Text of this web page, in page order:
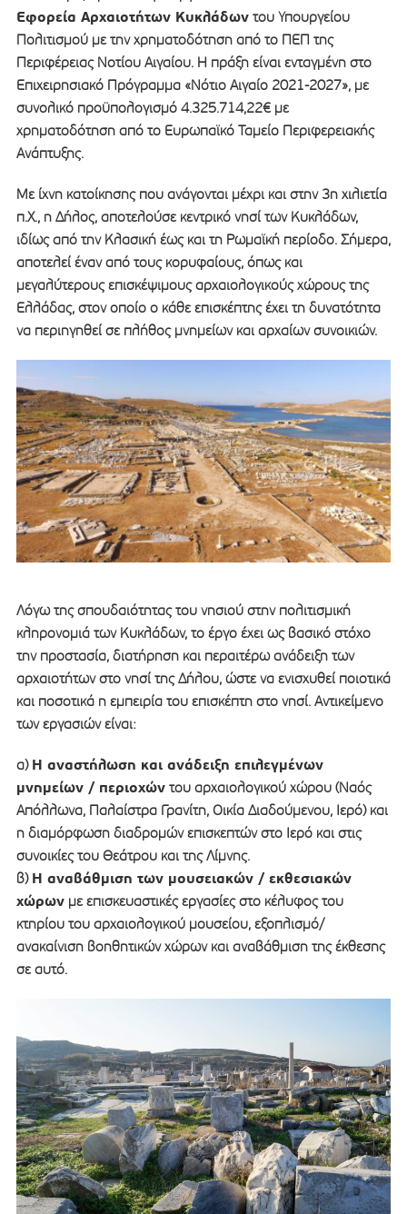
Εφορεία Αρχαιοτήτων Κυκλάδωντου Υπουργείου
Πολιτισμού με την χρηματοδότηση από το ΠΕΠ της
Περιφέρειας Νοτίου Αιγαίου. Η πράξη είναι ενταγμένη στο
Επιχειρησιακό Πρόγραμμα «Νότιο Αιγαίο 2021-2027», με
συνολικό προϋπολογισμό 4.325.714,22€ με
χρηματοδότηση από το Ευρωπαϊκό Ταμείο Περιφερειακής
Ανάπτυξης.
Με ίχνη κατοίκησης που ανάγονται μέχρι και στην 3η χιλιετία
π.Χ., η Δήλος, αποτελούσε κεντρικό νησί των Κυκλάδων,
ιδίως από την Κλασική έως και τη Ρωμαϊκή περίοδο. Σήμερα,
αποτελεί έναν από τους κορυφαίους, όπως και
μεγαλύτερους επισκέψιμους αρχαιολογικούς χώρους της
Ελλάδας, στον οποίο ο κάθε επισκέπτης έχει τη δυνατότητα
να περιηγηθεί σε πλήθος μνημείων και αρχαίων συνοικιών.
Λόγω της σπουδαιότητας του νησιού στην πολιτισμική
κληρονομιά των Κυκλάδων, το έργο έχει ως βασικό στόχο
την προστασία, διατήρηση και περαιτέρω ανάδειξη των
αρχαιοτήτων στο νησί της Δήλου, ώστε να ενισχυθεί ποιοτικά
και ποσοτικά η εμπειρία του επισκέπτη στο νησί. Αντικείμενο
των εργασιών είναι:
α) Η αναστήλωση και ανάδειξη επιλεγμένων
μνημείων / περιοχώντου αρχαιολογικού χώρου (Ναός
Απόλλωνα, Παλαίστρα Γρανίτη, Οικία Διαδούμενου, Ιερό) και
η διαμόρφωση διαδρομών επισκεπτών στο Ιερό και στις
συνοικίες του Θεάτρου και της Λίμνης.
β) Η αναβάθμιση των μουσειακών / εκθεσιακών
χώρωνμε επισκευαστικές εργασίες στο κέλυφος του
κτηρίου του αρχαιολογικού μουσείου, εξοπλισμό/
ανακαίνιση βοηθητικών χώρων και αναβάθμιση της έκθεσης
σε αυτό.